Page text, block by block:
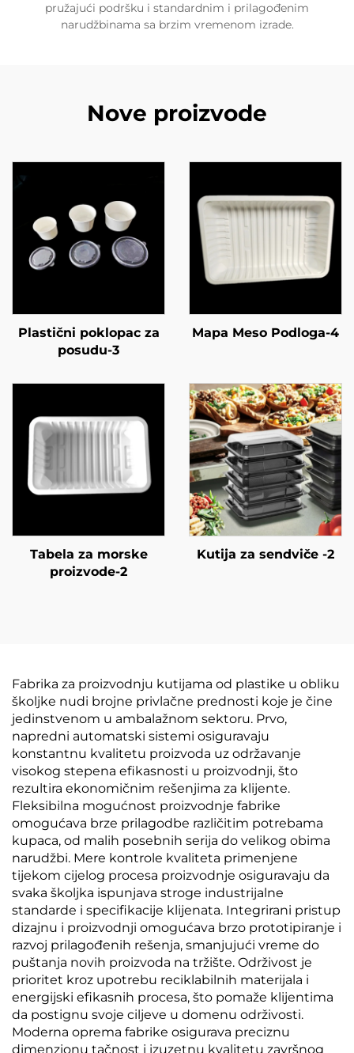
pružajući podršku i standardnim i prilagođenim
narudžbinama sa brzim vremenom izrade.
Nove proizvode
Plastični poklopac za
posudu-3
Mapa Meso Podloga-4
Tabela za morske
proizvode-2
Kutija za sendviče -2
Fabrika za proizvodnju kutijama od plastike u obliku
školjke nudi brojne privlačne prednosti koje je čine
jedinstvenom u ambalažnom sektoru. Prvo,
napredni automatski sistemi osiguravaju
konstantnu kvalitetu proizvoda uz održavanje
visokog stepena efikasnosti u proizvodnji, što
rezultira ekonomičnim rešenjima za klijente.
Fleksibilna mogućnost proizvodnje fabrike
omogućava brze prilagodbe različitim potrebama
kupaca, od malih posebnih serija do velikog obima
narudžbi. Mere kontrole kvaliteta primenjene
tijekom cijelog procesa proizvodnje osiguravaju da
svaka školjka ispunjava stroge industrijalne
standarde i specifikacije klijenata. Integrirani pristup
dizajnu i proizvodnji omogućava brzo prototipiranje i
razvoj prilagođenih rešenja, smanjujući vreme do
puštanja novih proizvoda na tržište. Održivost je
prioritet kroz upotrebu reciklabilnih materijala i
energijski efikasnih procesa, što pomaže klijentima
da postignu svoje ciljeve u domenu održivosti.
Moderna oprema fabrike osigurava preciznu
dimenzionu tačnost i izuzetnu kvalitetu završnog